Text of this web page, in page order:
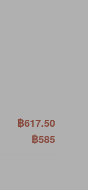
฿617.50
฿585